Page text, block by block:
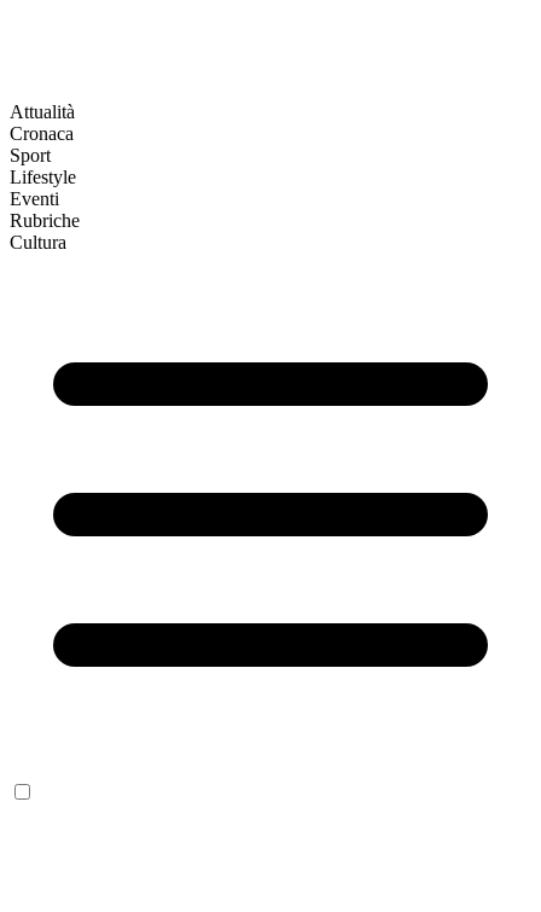
Attualità
Cronaca
Sport
Lifestyle
Eventi
Rubriche
Cultura